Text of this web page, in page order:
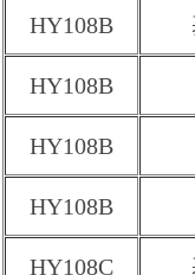
HY108B
HY108B
HY108B
HY108B
HY108C